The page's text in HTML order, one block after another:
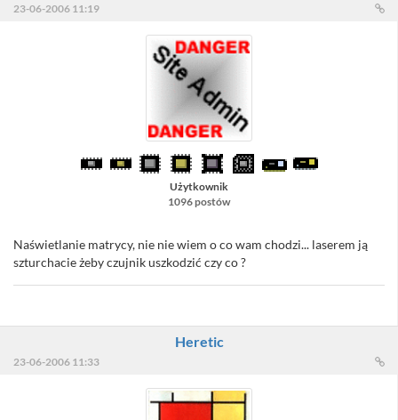
23-06-2006 11:19
Użytkownik
1096 postów
Naświetlanie matrycy, nie nie wiem o co wam chodzi... laserem ją
szturchacie żeby czujnik uszkodzić czy co ?
Heretic
23-06-2006 11:33